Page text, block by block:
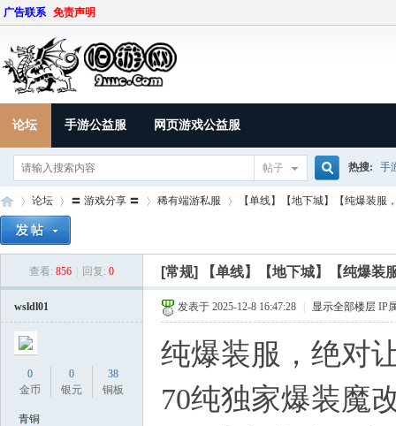
广告联系 免责声明
论坛 手游公益服 网页游戏公益服
帖子
搜
索
热搜: 手
论坛
›
〓 游戏分享 〓 稀有端游私服
›
【单线】【地下城】【纯爆装服
查看: 856 回复: 0 [常规] 【单线】【地下城】【纯爆装
wsldl01
0
金币
0
银元
38
铜板
青铜
发表于 2025-12-8 16:47:28 显示全部楼层 IP
纯爆装服，绝对
70纯独家爆装魔